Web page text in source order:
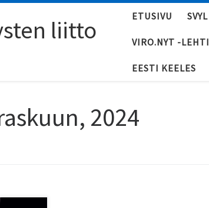
liitto ETUSIVU SVYL
VIRO.NYT -LEHTI
EESTI KEELES
2024